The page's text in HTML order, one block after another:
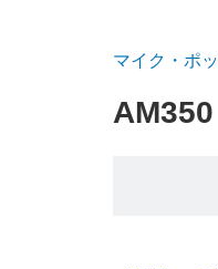
マイク・ポ